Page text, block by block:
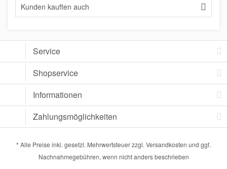
Kunden kauften auch
Service
Shopservice
Informationen
Zahlungsmöglichkeiten
* Alle Preise inkl. gesetzl. Mehrwertsteuer zzgl. Versandkosten und ggf.
Nachnahmegebühren, wenn nicht anders beschrieben